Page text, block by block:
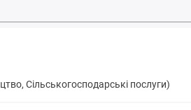
Сільськогосподарські послуги)